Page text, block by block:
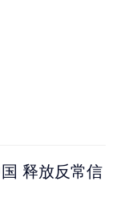
释放反常信